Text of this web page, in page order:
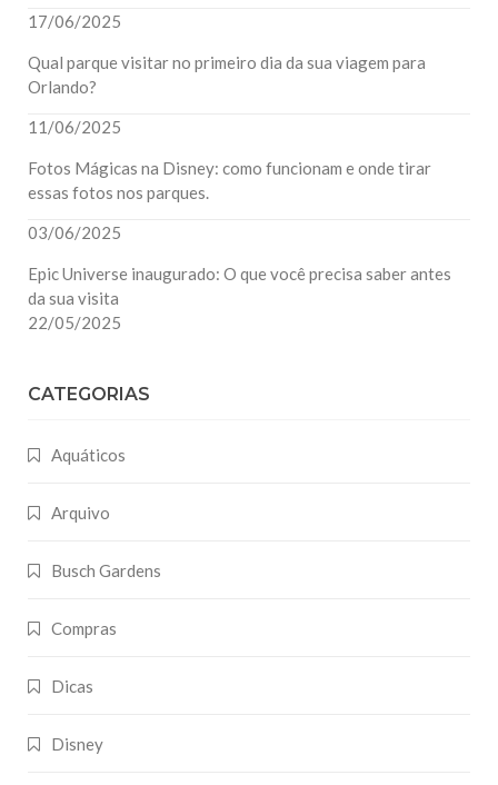
17/06/2025
Qual parque visitar no primeiro dia da sua viagem para
Orlando?
11/06/2025
Fotos Mágicas na Disney: como funcionam e onde tirar
essas fotos nos parques.
03/06/2025
Epic Universe inaugurado: O que você precisa saber antes
da sua visita
22/05/2025
CATEGORIAS
Aquáticos
Arquivo
Busch Gardens
Compras
Dicas
Disney